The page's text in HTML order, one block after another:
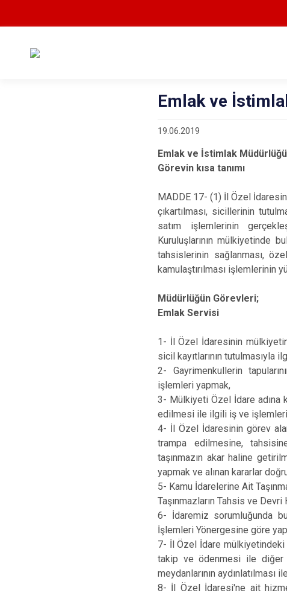
Emlak ve
19.06.2019
Emlak ve İstimlak Müdürlüğü
Görevin kısa tanımı
MADDE 17- (1) İl Özel
çıkartılması, sicillerinin
satım işlemlerinin
Kuruluşlarının mülkiyetinde
tahsislerinin sağlanması,
kamulaştırılması işlemlerinin
Müdürlüğün Görevleri;
Emlak Servisi
1- İl Özel İdaresinin
sicil kayıtlarının tutulmasıyla
2- Gayrimenkullerin
işlemleri yapmak,
3- Mülkiyeti Özel İdare adına
edilmesi ile ilgili iş ve
4- İl Özel İdaresinin görev
trampa edilmesine,
taşınmazın akar haline
yapmak ve alınan kararlar
5- Kamu İdarelerine Ait
Taşınmazların Tahsis ve
6- İdaremiz sorumluğunda
İşlemleri Yönergesine göre
7- İl Özel İdare mülkiyetindeki
takip ve ödenmesi ile
meydanlarının
8- İl Özel İdaresi'ne ait